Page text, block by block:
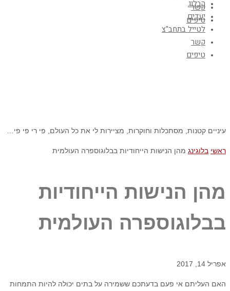
קשר
טיפים
הבלוג
יעדים
לטייל בתחב"צ
קשר
טיפים
עיניים קטנות, מסתכלות וחוקרות, מציירות לי את כל העולם, פי רי פי פי…
ראשי בלוגינג מהן הנישות הייחודיות בבלוגוספרה העולמית
מהן הנישות הייחודיות
בבלוגוספרה העולמית
אפריל 14, 2017
האם העליתם אי פעם בדעתכם ששמירה על בתים יכולה להיות התמחות